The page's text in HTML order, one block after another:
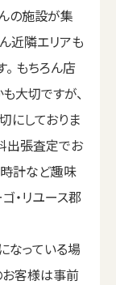
の施設が集
近隣エリアも
もちろん店
大切ですが、
にしておりま
出張査定でお
時計など趣味
・リユース郡
なっている場
お客様は事前